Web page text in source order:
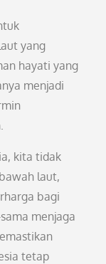
yang
hayati yang
menjadi
kita tidak
laut,
bagi
menjaga
tetap